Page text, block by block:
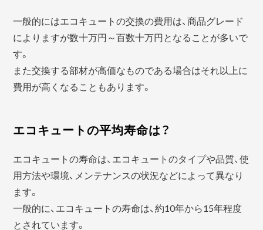
一般的にはエコキュートの交換の費用は、商品グレード
によりますが数十万円～百数十万円となることが多いで
す。
また交換する部材が高価なものである場合はそれ以上に
費用が高くなることもあります。
エコキュートの平均寿命は？
エコキュートの寿命は、エコキュートのタイプや品質、使
用方法や環境、メンテナンスの状況などによって異なり
ます。
一般的に、エコキュートの寿命は、約10年から15年程度
とされています。